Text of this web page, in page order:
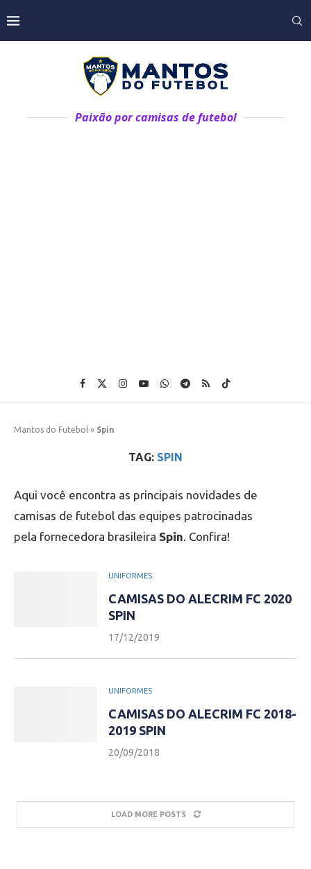
Paixão por camisas de futebol
Mantos do Futebol » Spin
TAG: SPIN
Aqui você encontra as principais novidades de
camisas de futebol das equipes patrocinadas
pela fornecedora brasileira Spin. Confira!
UNIFORMES
CAMISAS DO ALECRIM FC 2020
SPIN
17/12/2019
UNIFORMES
CAMISAS DO ALECRIM FC 2018-
2019 SPIN
20/09/2018
LOAD MORE POSTS